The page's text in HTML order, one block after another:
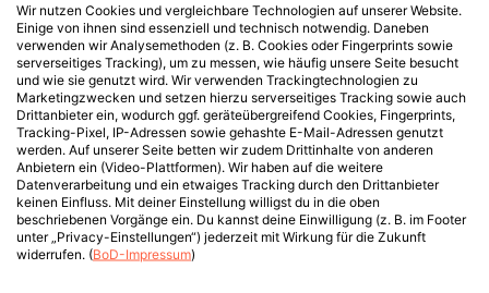
Wir nutzen Cookies und vergleichbare Technologien auf unserer Website.
Einige von ihnen sind essenziell und technisch notwendig. Daneben
verwenden wir Analysemethoden (z. B. Cookies oder Fingerprints sowie
serverseitiges Tracking), um zu messen, wie häufig unsere Seite besucht
und wie sie genutzt wird. Wir verwenden Trackingtechnologien zu
Marketingzwecken und setzen hierzu serverseitiges Tracking sowie auch
Drittanbieter ein, wodurch ggf. geräteübergreifend Cookies, Fingerprints,
Tracking-Pixel, IP-Adressen sowie gehashte E-Mail-Adressen genutzt
werden. Auf unserer Seite betten wir zudem Drittinhalte von anderen
Anbietern ein (Video-Plattformen). Wir haben auf die weitere
Datenverarbeitung und ein etwaiges Tracking durch den Drittanbieter
keinen Einfluss. Mit deiner Einstellung willigst du in die oben
beschriebenen Vorgänge ein. Du kannst deine Einwilligung (z. B. im Footer
unter „Privacy-Einstellungen“) jederzeit mit Wirkung für die Zukunft
widerrufen. (BoD-Impressum)